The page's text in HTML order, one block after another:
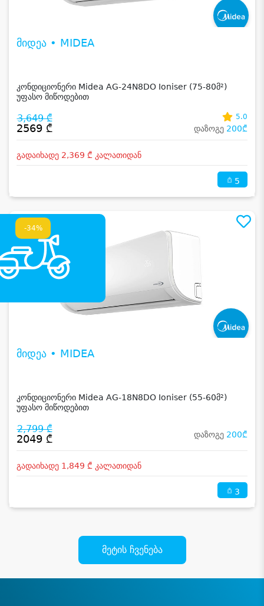
მიდეა • MIDEA
კონდიციონერი Midea AG-24N8DO Ioniser (75-80მ²)
უფასო მიწოდებით
3,649 ₾
2569 ₾
5.0
დაზოგე 200₾
გადაიხადე 2,369 ₾ კალათიდან
5
-34%
მიდეა • MIDEA
კონდიციონერი Midea AG-18N8DO Ioniser (55-60მ²)
უფასო მიწოდებით
2,799 ₾
2049 ₾ დაზოგე 200₾
გადაიხადე 1,849 ₾ კალათიდან
3
მეტის ჩვენება